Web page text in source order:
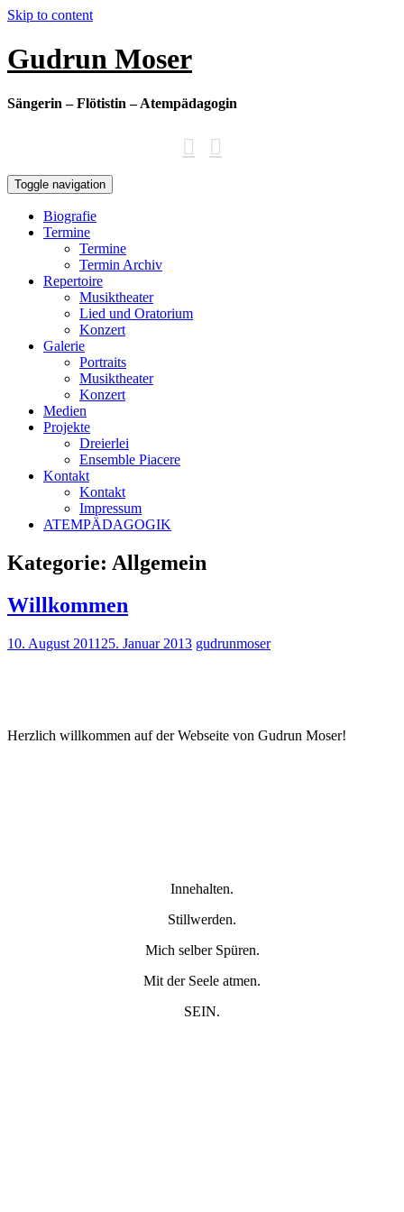
Skip to content
Gudrun Moser
Sängerin – Flötistin – Atempädagogin
Toggle navigation
Biografie
Termine
Termine
Termin Archiv
Repertoire
Musiktheater
Lied und Oratorium
Konzert
Galerie
Portraits
Musiktheater
Konzert
Medien
Projekte
Dreierlei
Ensemble Piacere
Kontakt
Kontakt
Impressum
ATEMPÄDAGOGIK
Kategorie: Allgemein
Willkommen
10. August 2011 25. Januar 2013 gudrunmoser
Herzlich willkommen auf der Webseite von Gudrun Moser!
Innehalten.
Stillwerden.
Mich selber Spüren.
Mit der Seele atmen.
SEIN.